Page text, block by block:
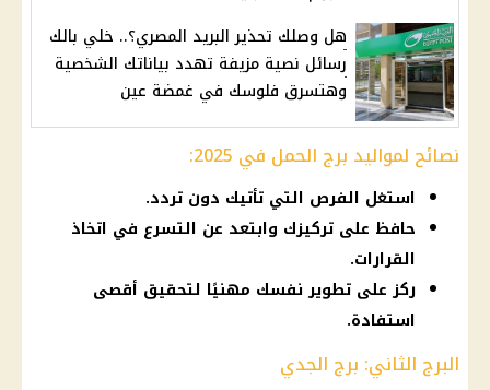
هل وصلك تحذير البريد المصري؟.. خلي بالك
رسائل نصية مزيفة تهدد بياناتك الشخصية
وهتسرق فلوسك في غمضة عين
نصائح لمواليد برج الحمل في 2025:
استغل الفرص التي تأتيك دون تردد.
حافظ على تركيزك وابتعد عن التسرع في اتخاذ
القرارات.
ركز على تطوير نفسك مهنيًا لتحقيق أقصى
استفادة.
البرج الثاني: برج الجدي